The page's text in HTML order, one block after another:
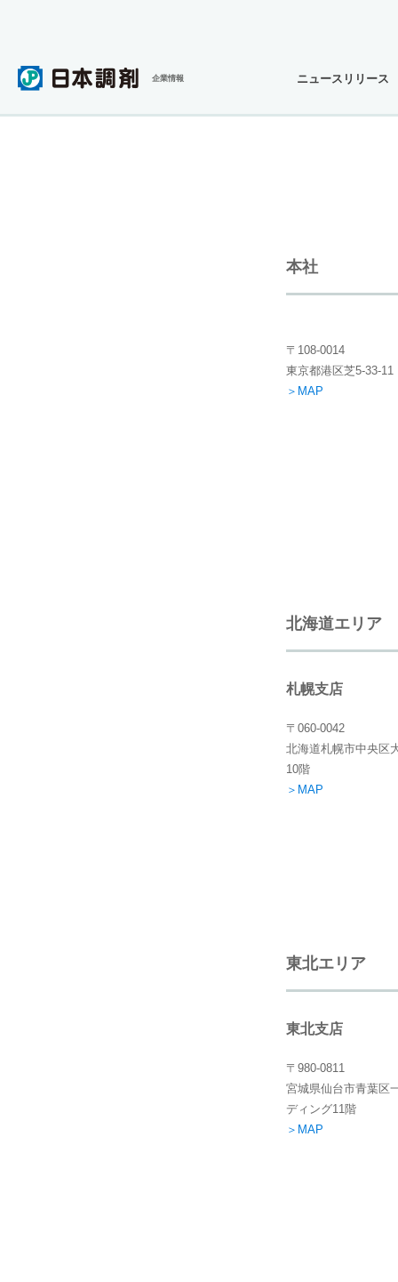
企業情報 ニュースリリース
本社
〒108-0014
東京都港区芝5-33-11
＞MAP
北海道エリア
札幌支店
〒060-0042
北海道札幌市中央区
10階
＞MAP
東北エリア
東北支店
〒980-0811
宮城県仙台市青葉区
ディング11階
＞MAP